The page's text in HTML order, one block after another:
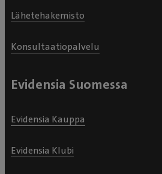
Lähetehakemisto
Konsultaatiopalvelu
Evidensia Suomessa
Evidensia Kauppa
Evidensia Klubi